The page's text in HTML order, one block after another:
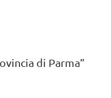
di Parma”